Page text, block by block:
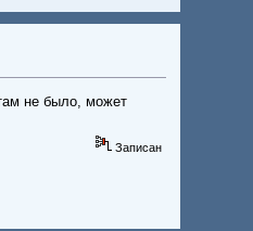
не было, может
Записан